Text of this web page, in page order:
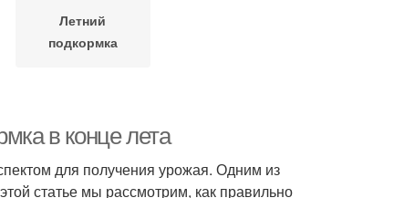
Летний
подкормка
в конце лета
для получения урожая. Одним из
статье мы рассмотрим, как правильно